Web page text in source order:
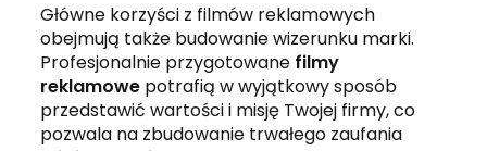
Główne korzyści z filmów reklamowych
obejmują także budowanie wizerunku marki.
Profesjonalnie przygotowane filmy
reklamowe potrafią w wyjątkowy sposób
przedstawić wartości i misję Twojej firmy, co
pozwala na zbudowanie trwałego zaufania